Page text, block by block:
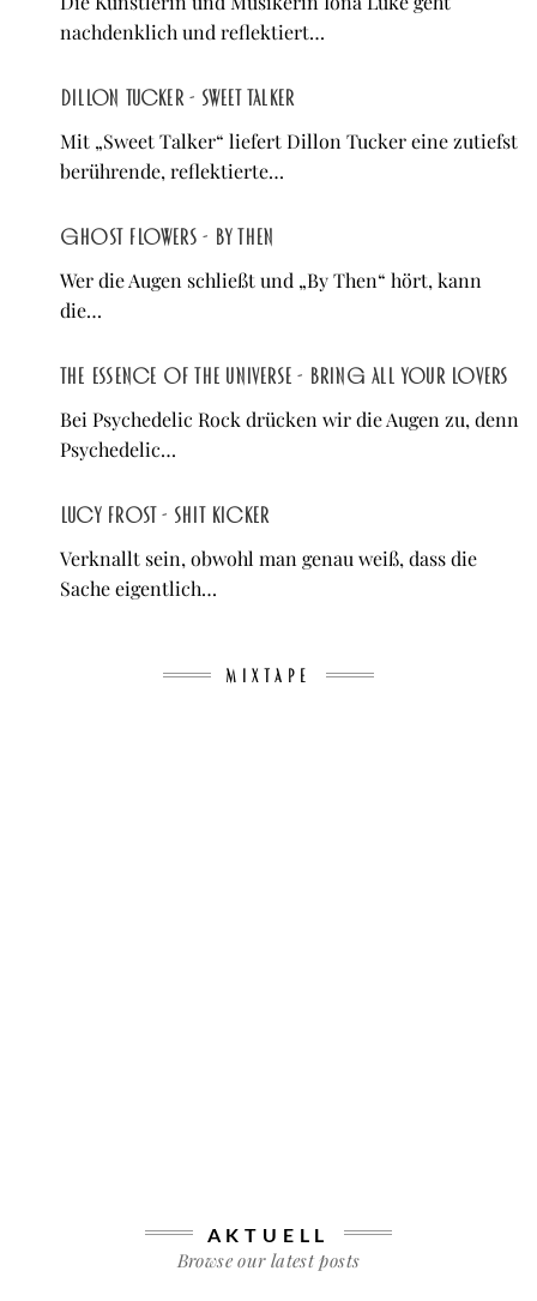
nachdenklich und reflektiert…
Dillon Tucker - Sweet Talker
Mit „Sweet Talker“ liefert Dillon Tucker eine zutiefst
berührende, reflektierte…
Ghost Flowers - By Then
Wer die Augen schließt und „By Then“ hört, kann
die…
The Essence of The Universe - Bring All Your Lovers
Bei Psychedelic Rock drücken wir die Augen zu, denn
Psychedelic…
Lucy Frost - Shit Kicker
Verknallt sein, obwohl man genau weiß, dass die
Sache eigentlich…
MIXTAPE
AKTUELL
Browse our latest posts